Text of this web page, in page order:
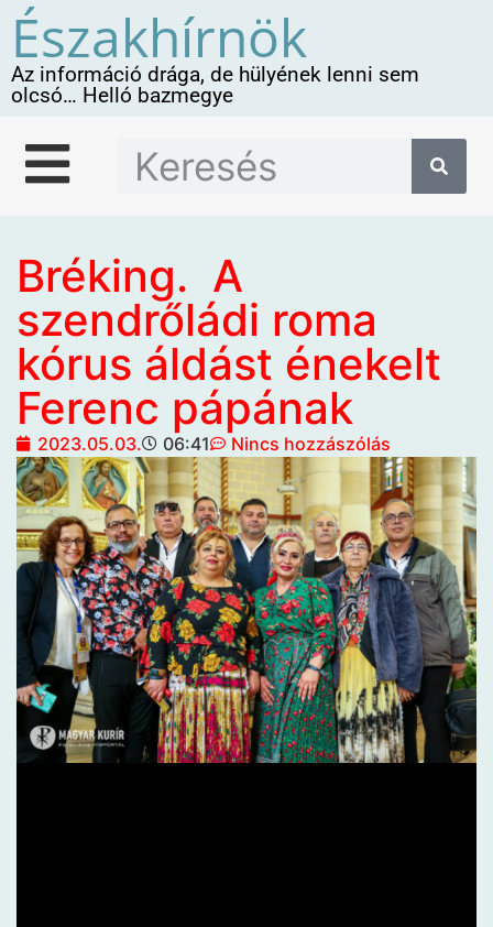
Északhírnök
Az információ drága, de hülyének lenni sem
olcsó… Helló bazmegye
Bréking. A
szendrőládi roma
kórus áldást énekelt
Ferenc pápának
2023.05.03. 06:41 Nincs hozzászólás